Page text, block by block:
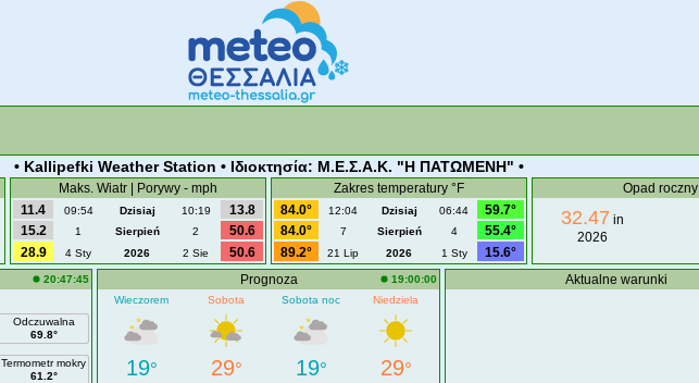
• Kallipefki Weather Station • Ιδιοκτησία: Μ.Ε.Σ.Α.Κ. "Η ΠΑΤΩΜΕΝΗ" •
Maks. Wiatr | Porywy - mph
11.4
09:54 Dzisiaj 10:19
13.8
15.2
1 Sierpień 2
50.6
28.9
4 Sty 2026 2 Sie 50.6
Zakres temperatury °F
84.0°
12:04 Dzisiaj 06:44
59.7°
84.0°
7 Sierpień 4
55.4°
89.2°
21 Lip 2026 1 Sty 15.6°
Opad roczny
32.47 in
2026
20:47:45
Odczuwalna
69.8°
Termometr mokry
61.2°
Prognoza
19:00:00
Wieczorem
Sobota Sobota noc Niedziela
19° 29° 19° 29°
Aktualne warunki